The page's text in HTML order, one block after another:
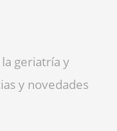
geriatría y
y novedades